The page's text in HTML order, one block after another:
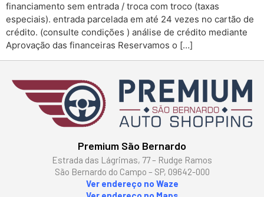
financiamento sem entrada / troca com troco (taxas
especiais). entrada parcelada em até 24 vezes no cartão de
crédito. (consulte condições ) análise de crédito mediante
Aprovação das financeiras Reservamos o […]
Premium São Bernardo
Estrada das Lágrimas, 77 – Rudge Ramos
São Bernardo do Campo – SP, 09642-000
Ver endereço no Waze